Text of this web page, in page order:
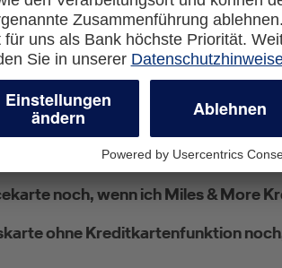
neue Miles & More Kreditkarte
von der DKB hatte?
& More Credit Card angegebene
Zuge des Wechsels von der DKB
noch, wenn ich Miles & More
ohne Kreditkartenfunktion